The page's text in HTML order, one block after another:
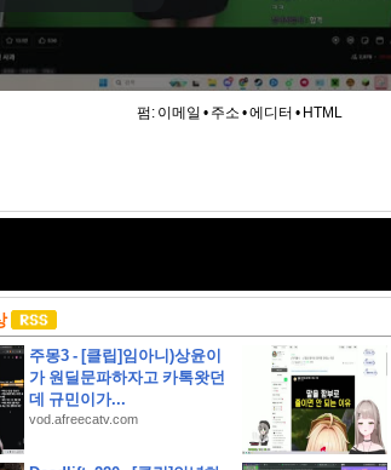
펌: 이메일 • 주소 •에디터 • HTML
주몽3 - [클립]임아니)상윤이
가 원딜문파하자고 카톡왓던
데 규민이가...
vod.afreecatv.com